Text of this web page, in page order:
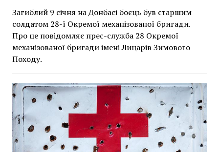
Загиблий 9 січня на Донбасі боєць був старшим
солдатом 28-ї Окремої механізованої бригади.
Про це повідомляє прес-служба 28 Окремої
механізованої бригади імені Лицарів Зимового
Походу.